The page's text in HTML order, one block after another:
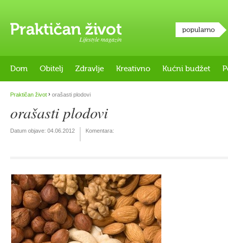
Lifestyle magazin
popularno
Dom Obitelj Zdravlje Kreativno Kućni budžet
Praktičan život › orašasti plodovi
orašasti plodovi
Datum objave: 04.06.2012 Komentara: